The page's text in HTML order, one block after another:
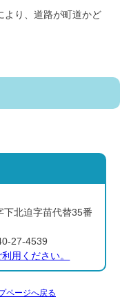
より、道路が町道かど
北迫字苗代替35番
27-4539
用ください。
ページへ戻る